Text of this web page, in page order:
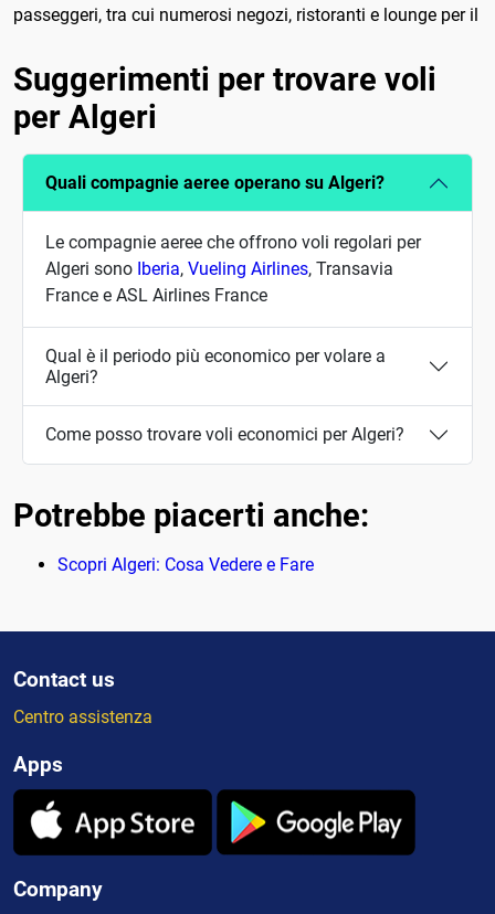
passeggeri, tra cui numerosi negozi, ristoranti e lounge per il
Suggerimenti per trovare voli
per Algeri
Quali compagnie aeree operano su Algeri?
Le compagnie aeree che offrono voli regolari per
Algeri sono Iberia, Vueling Airlines, Transavia
France e ASL Airlines France
Qual è il periodo più economico per volare a
Algeri?
Come posso trovare voli economici per Algeri?
Potrebbe piacerti anche:
Scopri Algeri: Cosa Vedere e Fare
Contact us
Centro assistenza
Apps
Company